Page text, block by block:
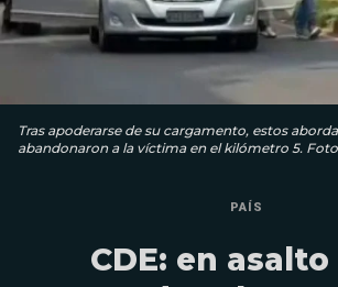
Tras apoderarse de su cargamento, estos
abandonaron a la víctima en el kilómetro 5.
PAÍS
CDE: en